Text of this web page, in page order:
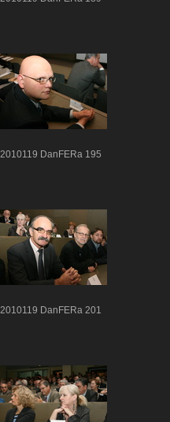
2010119 DanFERa 195
2010119 DanFERa 201